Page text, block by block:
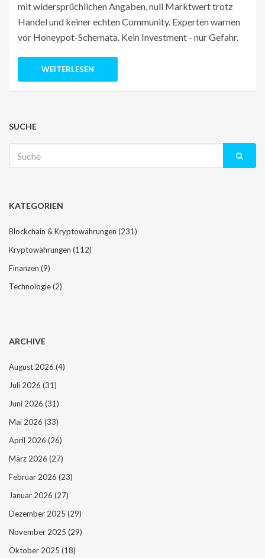
mit widersprüchlichen Angaben, null Marktwert trotz
Handel und keiner echten Community. Experten warnen
vor Honeypot-Schemata. Kein Investment - nur Gefahr.
WEITERLESEN
SUCHE
nach:
KATEGORIEN
Blockchain & Kryptowährungen (231)
Kryptowährungen (112)
Finanzen (9)
Technologie(2)
ARCHIVE
August 2026 (4)
Juli 2026 (31)
Juni 2026 (31)
Mai 2026 (33)
April 2026 (26)
März 2026 (27)
Februar 2026 (23)
Januar 2026 (27)
Dezember 2025 (29)
November 2025 (29)
Oktober 2025 (18)